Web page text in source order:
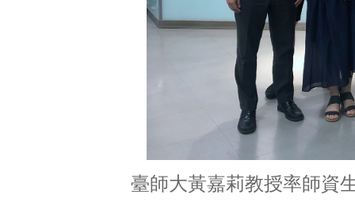
臺師大黃嘉莉教授率師資